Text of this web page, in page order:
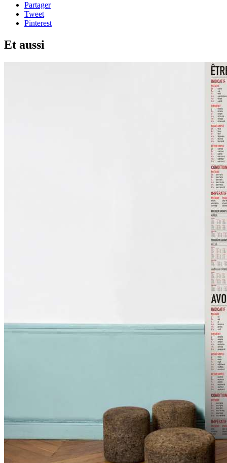
Partager
Tweet
Pinterest
Et aussi